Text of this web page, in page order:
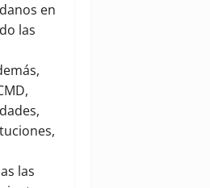
en
las
las